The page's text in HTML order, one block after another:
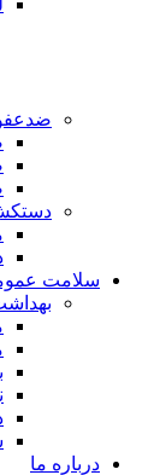
سلامت
درباره ما